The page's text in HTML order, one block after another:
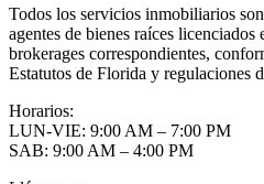
Todos los servicios inmobiliarios
agentes de bienes raíces
brokerages correspondientes,
Estatutos de Florida y regulaciones
Horarios:
LUN-VIE: 9:00 AM – 7:00 PM
SAB: 9:00 AM – 4:00 PM